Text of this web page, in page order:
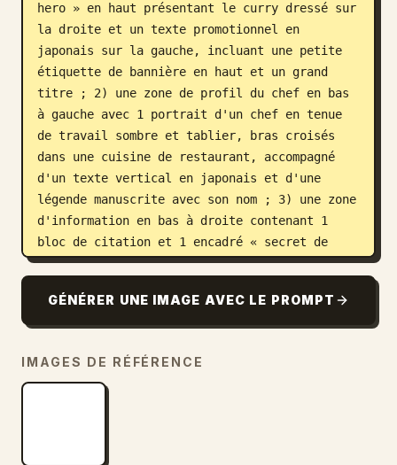
hero » en haut présentant le curry dressé sur
la droite et un texte promotionnel en
japonais sur la gauche, incluant une petite
étiquette de bannière en haut et un grand
titre ; 2) une zone de profil du chef en bas
à gauche avec 1 portrait d'un chef en tenue
de travail sombre et tablier, bras croisés
dans une cuisine de restaurant, accompagné
d'un texte vertical en japonais et d'une
légende manuscrite avec son nom ; 3) une zone
d'information en bas à droite contenant 1
bloc de citation et 1 encadré « secret de
délice » avec exactement 3 étapes numérotées,
préparation. Ajoutez un éclairage ambiant
chaleureux, une faible profondeur de champ,
autour du plat principal, et une atmosphère
de marque de restaurant traditionnel haut de
GÉNÉRER UNE IMAGE AVEC LE PROMPT
IMAGES DE RÉFÉRENCE